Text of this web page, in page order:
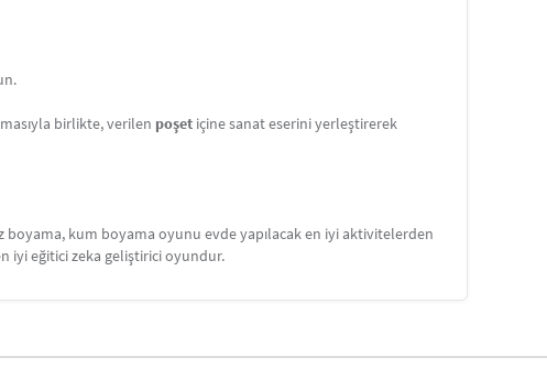
birlikte, verilen poşet içine sanat eserini yerleştirerek
kum boyama oyunu evde yapılacak en iyi aktivitelerden
iyi eğitici zeka geliştirici oyundur.